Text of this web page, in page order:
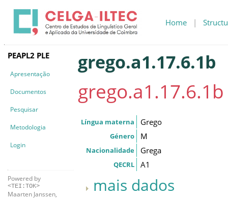
Home |
PEAPL2 PLE
Apresentação
Documentos
Pesquisar
Metodologia
Login
Powered by
<TEI:TOK>
Maarten Janssen,
grego.a1.17.6.1b
grego.a1.17.6.1b
Língua materna Grego
Género M
Nacionalidade Grega
QECRL A1
mais dados